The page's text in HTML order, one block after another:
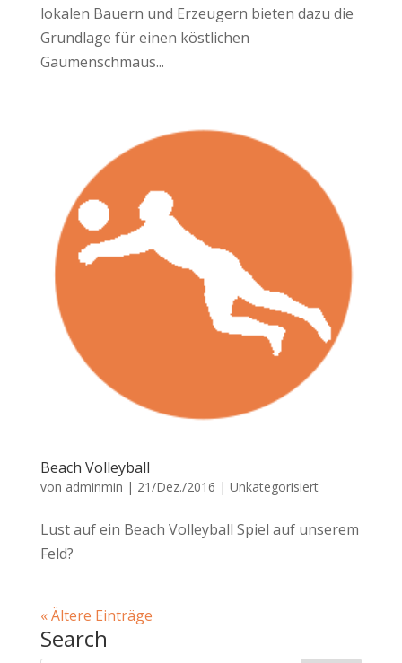
lokalen Bauern und Erzeugern bieten dazu die
Grundlage für einen köstlichen
Gaumenschmaus...
Beach Volleyball
von adminmin | 21/Dez./2016 | Unkategorisiert
Lust auf ein Beach Volleyball Spiel auf unserem
Feld?
« Ältere Einträge
Search